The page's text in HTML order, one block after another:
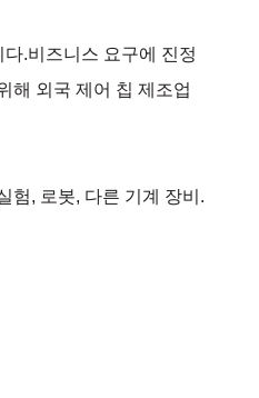
.비즈니스 요구에 진정
해 외국 제어 칩 제조업
험, 로봇, 다른 기계 장비.